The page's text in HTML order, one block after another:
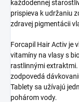
každodennej
prispieva k udržaniu
zdravej pigmentácii
Forcapil Hair Activ je
vitamíny na vlasy s
rastlinnými
zodpovedá
Tablety sa užívajú
pohárom vody.